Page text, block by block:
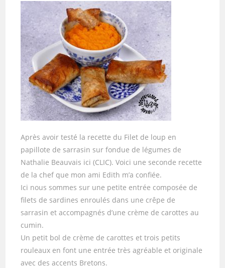
Après avoir testé la recette du Filet de loup en
papillote de sarrasin sur fondue de légumes de
Nathalie Beauvais ici (CLIC). Voici une seconde recette
de la chef que mon ami Edith m’a confiée.
Ici nous sommes sur une petite entrée composée de
filets de sardines enroulés dans une crêpe de
sarrasin et accompagnés d’une crème de carottes au
cumin.
Un petit bol de crème de carottes et trois petits
rouleaux en font une entrée très agréable et originale
avec des accents Bretons.